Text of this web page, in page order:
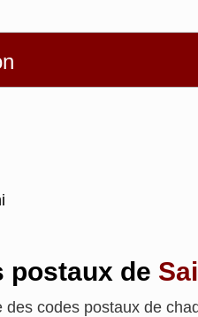
postaux de
codes postaux de